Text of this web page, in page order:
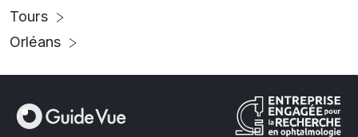
Tours
Orléans